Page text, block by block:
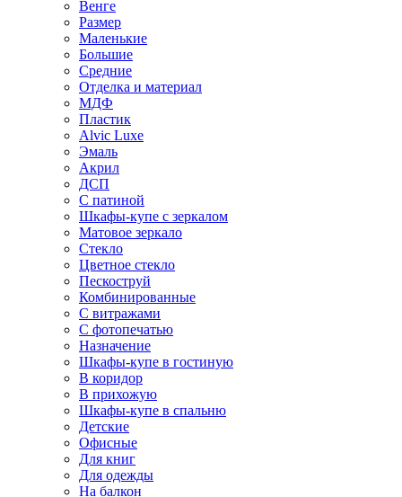
Венге
Размер
Маленькие
Большие
Средние
Отделка и материал
МДФ
Пластик
Alvic Luxe
Эмаль
Акрил
ДСП
С патиной
Шкафы-купе с зеркалом
Матовое зеркало
Стекло
Цветное стекло
Пескоструй
Комбинированные
С витражами
С фотопечатью
Назначение
Шкафы-купе в гостиную
В коридор
В прихожую
Шкафы-купе в спальню
Детские
Офисные
Для книг
Для одежды
На балкон